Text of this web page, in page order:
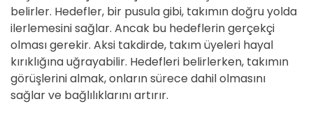
belirler. Hedefler, bir pusula gibi, takımın doğru yolda
ilerlemesini sağlar. Ancak bu hedeflerin gerçekçi
olması gerekir. Aksi takdirde, takım üyeleri hayal
kırıklığına uğrayabilir. Hedefleri belirlerken, takımın
görüşlerini almak, onların sürece dahil olmasını
sağlar ve bağlılıklarını artırır.